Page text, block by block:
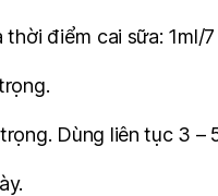
điểm cai sữa: 1ml/
Dùng liên tục 3